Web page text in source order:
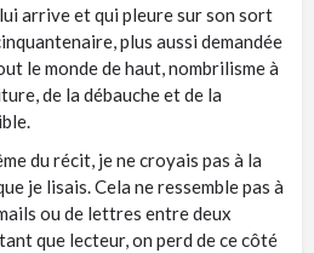
arrive et qui pleure sur son sort
plus aussi demandée
le monde de haut, nombrilisme à
de la débauche et de la
du récit, je ne croyais pas à la
je lisais. Cela ne ressemble pas à
ou de lettres entre deux
que lecteur, on perd de ce côté